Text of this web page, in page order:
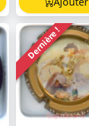
Dernière !